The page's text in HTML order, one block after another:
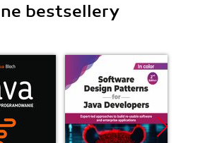
bestsellery